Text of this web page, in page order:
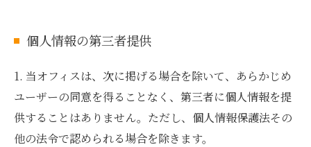
個人情報の第三者提供
1. 当オフィスは、次に掲げる場合を除いて、あらかじめ
ユーザーの同意を得ることなく、第三者に個人情報を提
供することはありません。ただし、個人情報保護法その
他の法令で認められる場合を除きます。